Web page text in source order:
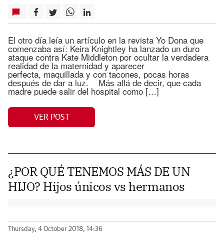
El otro día leía un artículo en la revista Yo Dona que
comenzaba así: Keira Knightley ha lanzado un duro
ataque contra Kate Middleton por ocultar la verdadera
realidad de la maternidad y aparecer
perfecta, maquillada y con tacones, pocas horas
después de dar a luz. Más allá de decir, que cada
madre puede salir del hospital como […]
VER POST
¿POR QUÉ TENEMOS MÁS DE UN
HIJO? Hijos únicos vs hermanos
Thursday, 4 October 2018, 14:36